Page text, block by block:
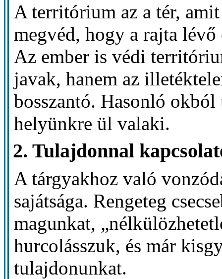
A territórium az a tér,
megvéd, hogy a rajta
Az ember is védi
javak, hanem az
bosszantó. Hasonló
helyünkre ül valaki.
2. Tulajdonnal
A tárgyakhoz való
sajátsága. Rengeteg
magunkat,
hurcolásszuk, és már
tulajdonunkat.